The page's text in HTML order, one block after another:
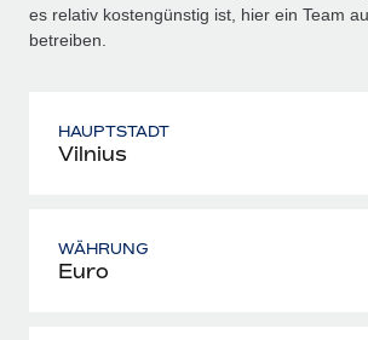
es relativ kostengünstig ist, hier ein Team
betreiben.
HAUPTSTADT
Vilnius
WÄHRUNG
Euro